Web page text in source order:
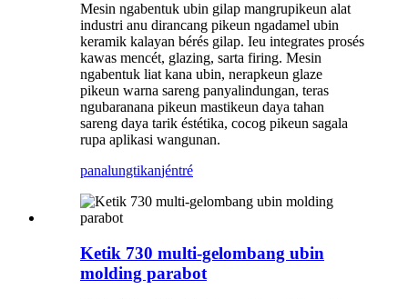
Mesin ngabentuk ubin gilap mangrupikeun alat
industri anu dirancang pikeun ngadamel ubin
keramik kalayan bérés gilap. Ieu integrates prosés
kawas mencét, glazing, sarta firing. Mesin
ngabentuk liat kana ubin, nerapkeun glaze
pikeun warna sareng panyalindungan, teras
ngubaranana pikeun mastikeun daya tahan
sareng daya tarik éstétika, cocog pikeun sagala
rupa aplikasi wangunan.
panalungtikanjéntré
Ketik 730 multi-gelombang ubin
molding parabot